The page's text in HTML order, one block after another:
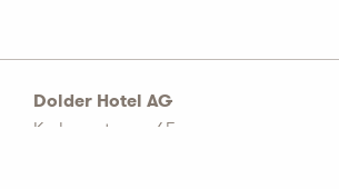
Dolder Hotel AG
Kurhausstrasse 65